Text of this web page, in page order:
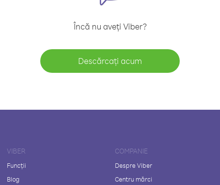
Încă nu aveți Viber?
Descărcați acum
VIBER
Funcții
Blog
COMPANIE
Despre Viber
Centru mărci